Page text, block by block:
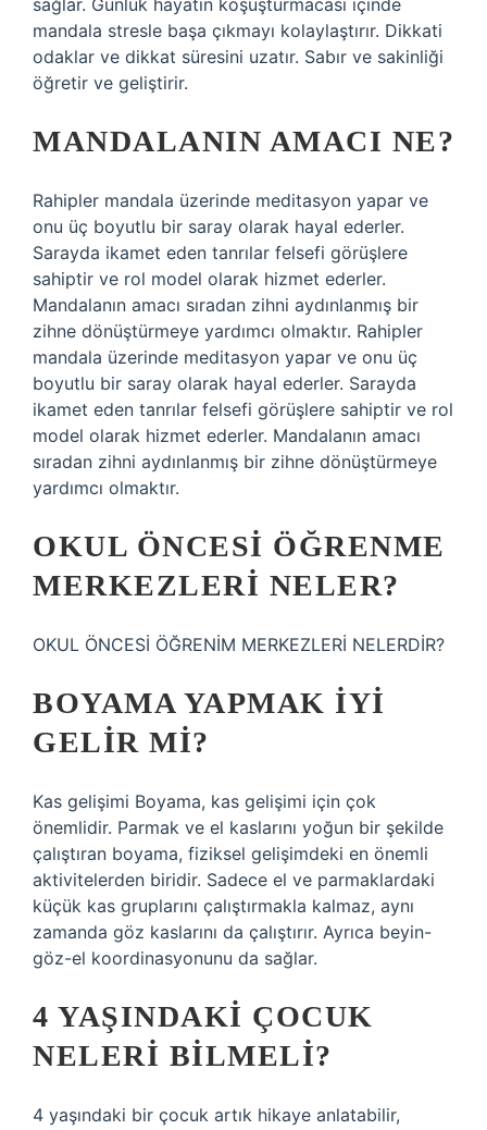
sağlar. Günlük hayatın koşuşturmacası içinde
mandala stresle başa çıkmayı kolaylaştırır. Dikkati
odaklar ve dikkat süresini uzatır. Sabır ve sakinliği
öğretir ve geliştirir.
MANDALANIN AMACI NE?
Rahipler mandala üzerinde meditasyon yapar ve
onu üç boyutlu bir saray olarak hayal ederler.
Sarayda ikamet eden tanrılar felsefi görüşlere
sahiptir ve rol model olarak hizmet ederler.
Mandalanın amacı sıradan zihni aydınlanmış bir
zihne dönüştürmeye yardımcı olmaktır. Rahipler
mandala üzerinde meditasyon yapar ve onu üç
boyutlu bir saray olarak hayal ederler. Sarayda
ikamet eden tanrılar felsefi görüşlere sahiptir ve rol
model olarak hizmet ederler. Mandalanın amacı
sıradan zihni aydınlanmış bir zihne dönüştürmeye
yardımcı olmaktır.
OKUL ÖNCESI ÖĞRENME
MERKEZLERI NELER?
OKUL ÖNCESİ ÖĞRENİM MERKEZLERİ NELERDİR?
BOYAMA YAPMAK IYI
GELIR MI?
Kas gelişimi Boyama, kas gelişimi için çok
önemlidir. Parmak ve el kaslarını yoğun bir şekilde
çalıştıran boyama, fiziksel gelişimdeki en önemli
aktivitelerden biridir. Sadece el ve parmaklardaki
küçük kas gruplarını çalıştırmakla kalmaz, aynı
zamanda göz kaslarını da çalıştırır. Ayrıca beyin-
göz-el koordinasyonunu da sağlar.
4 YAŞINDAKI ÇOCUK
NELERI BILMELI?
4 yaşındaki bir çocuk artık hikaye anlatabilir,